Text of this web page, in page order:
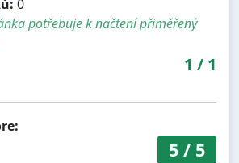
0
potřebuje k načtení přiměřený
1 / 1
5/ 5